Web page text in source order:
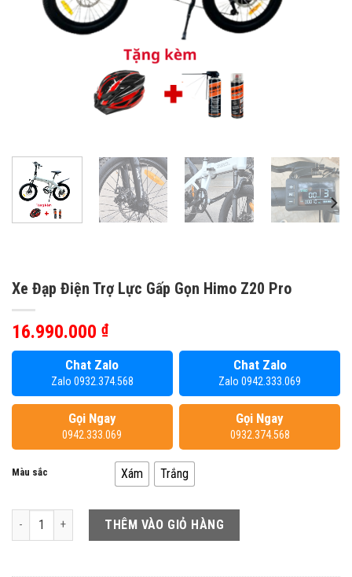
Xe Đạp Điện Trợ Lực Gấp Gọn Himo Z20 Pro
16.990.000 ₫
Chat Zalo
Zalo 0932.374.568
Chat Zalo
Zalo 0942.333.069
Gọi Ngay
0942.333.069
Gọi Ngay
0932.374.568
Màu sắc Xám Trắng
Xe Đạp Điện Trợ Lực Gấp Gọn Himo Z20 Pro số lượng
THÊM VÀO GIỎ HÀNG